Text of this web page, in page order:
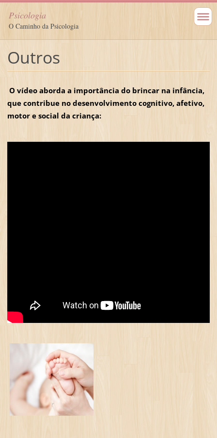
Psicologia
O Caminho da Psicologia
Outros
O vídeo aborda a importância do brincar na infância,
que contribue no desenvolvimento cognitivo, afetivo,
motor e social da criança: